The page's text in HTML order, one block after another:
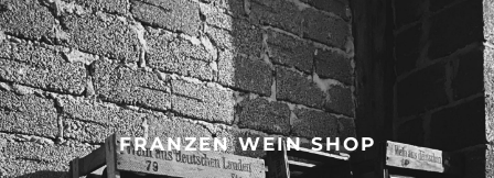
HOME
CALMONT WEINBERG
SHOP – FRANZEN WEIN VOM STEILSTEN WEINBERG
FRANZEN WEIN SHOP